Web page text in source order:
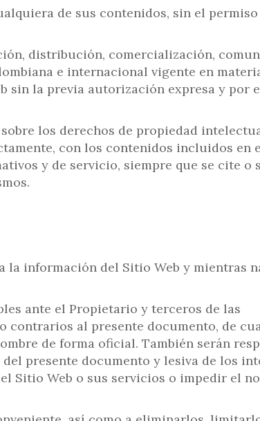
de sus contenidos, sin el
distribución, comercialización,
e internacional vigente en
la previa autorización expresa y por
los derechos de propiedad
con los contenidos incluidos en
y de servicio, siempre que se cite o
la información del Sitio Web y mientras
ante el Propietario y terceros de las
contrarios al presente documento, de
de forma oficial. También serán
presente documento y lesiva de los
Sitio Web o sus servicios o impedir el